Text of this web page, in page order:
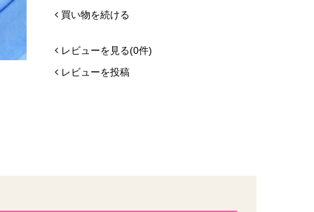
買い物を続ける
レビューを見る(0件)
レビューを投稿